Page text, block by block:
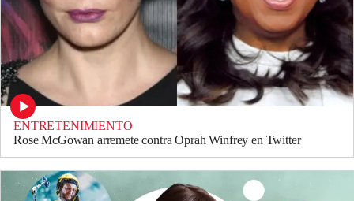
ENTRETENIMIENTO
Rose McGowan arremete contra Oprah Winfrey en Twitter